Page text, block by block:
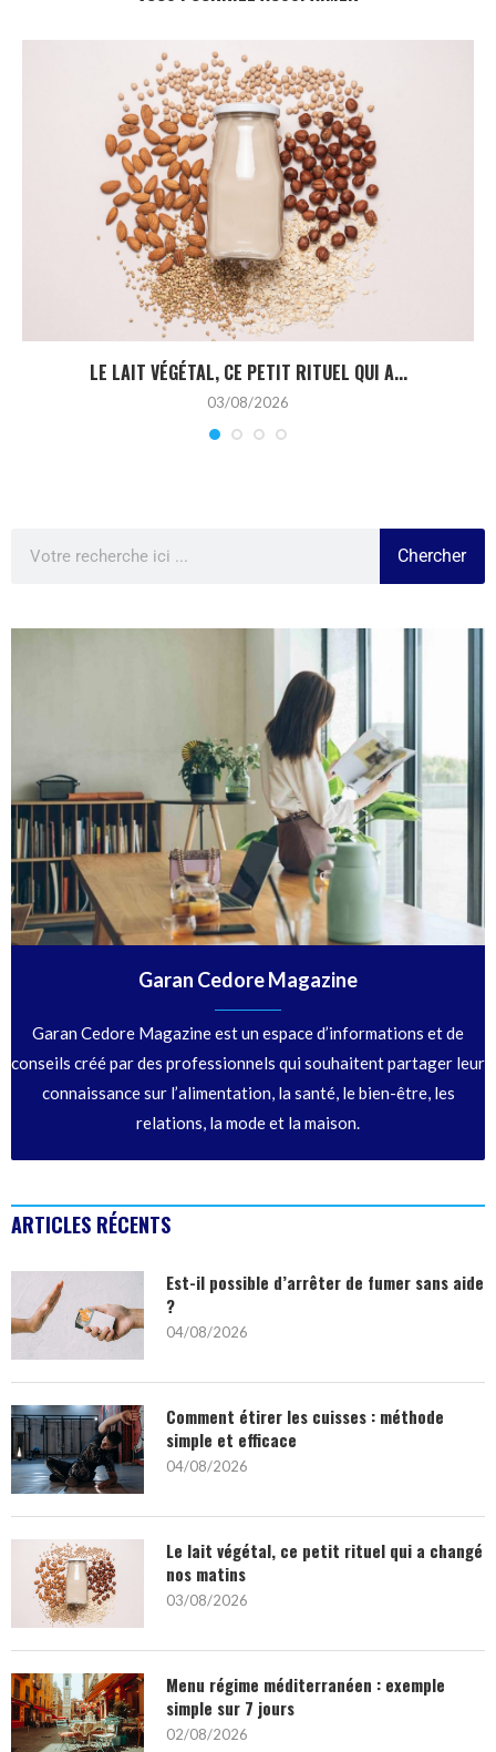
LE LAIT VÉGÉTAL, CE PETIT RITUEL QUI A...
03/08/2026
Chercher
Garan Cedore Magazine
Garan Cedore Magazine est un espace d’informations et de
conseils créé par des professionnels qui souhaitent partager leur
connaissance sur l’alimentation, la santé, le bien-être, les
relations, la mode et la maison.
ARTICLES RÉCENTS
Est-il possible d’arrêter de fumer sans aide
?
04/08/2026
Comment étirer les cuisses : méthode
simple et efficace
04/08/2026
Le lait végétal, ce petit rituel qui a changé
nos matins
03/08/2026
Menu régime méditerranéen : exemple
simple sur 7 jours
02/08/2026